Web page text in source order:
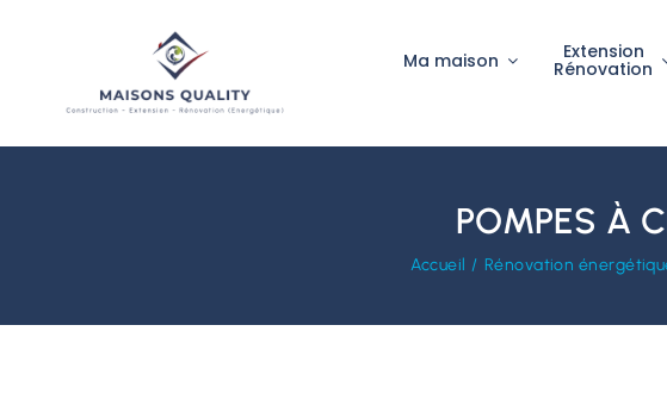
Ma maison Extension
Rénovation
POMPES À
Accueil Rénovation